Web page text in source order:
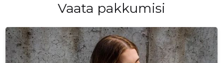
ostlemiseta. Sellest vajadusest lähtub meie lähenemine
koostöövõimalusel eri stiilidest. Loome kureeritud
kollektsioone ja
Vaata pakkumisi